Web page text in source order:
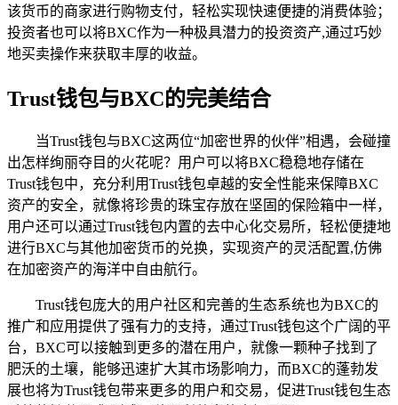
该货币的商家进行购物支付，轻松实现快速便捷的消费体验；
投资者也可以将BXC作为一种极具潜力的投资资产,通过巧妙
地买卖操作来获取丰厚的收益。
Trust钱包与BXC的完美结合
当Trust钱包与BXC这两位“加密世界的伙伴”相遇，会碰撞
出怎样绚丽夺目的火花呢？用户可以将BXC稳稳地存储在
Trust钱包中，充分利用Trust钱包卓越的安全性能来保障BXC
资产的安全，就像将珍贵的珠宝存放在坚固的保险箱中一样，
用户还可以通过Trust钱包内置的去中心化交易所，轻松便捷地
进行BXC与其他加密货币的兑换，实现资产的灵活配置,仿佛
在加密资产的海洋中自由航行。
Trust钱包庞大的用户社区和完善的生态系统也为BXC的
推广和应用提供了强有力的支持，通过Trust钱包这个广阔的平
台，BXC可以接触到更多的潜在用户，就像一颗种子找到了
肥沃的土壤，能够迅速扩大其市场影响力，而BXC的蓬勃发
展也将为Trust钱包带来更多的用户和交易，促进Trust钱包生态